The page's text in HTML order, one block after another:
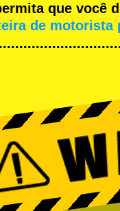
que você
de motorista